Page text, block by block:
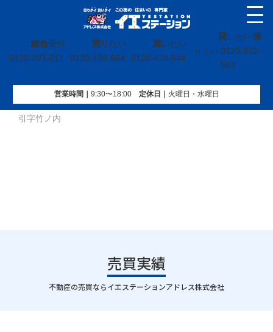
総合受付
0120-297-011
売りたい
0120-139-664
買いたい
0120-424-544
貸し たい 借
り たい 0120-302-
563
営業時間｜ 9:30〜18:00定休⽇｜ 火曜⽇・水曜⽇
イエステーション»売買実績»土地»福島県田村市船引町船
引字竹ノ内
売買実績
｜
不動産の売買ならイエステーションアドレス株式会社